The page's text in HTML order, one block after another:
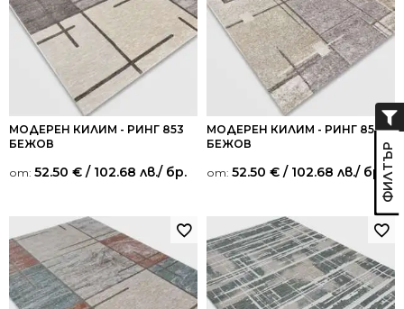
МОДЕРЕН КИЛИМ - РИНГ 853
БЕЖОВ
от: 52.50 € / 102.68 лв./ бр.
МОДЕРЕН КИЛИМ - РИНГ 854
БЕЖОВ
от: 52.50 € / 102.68 лв./ бр.